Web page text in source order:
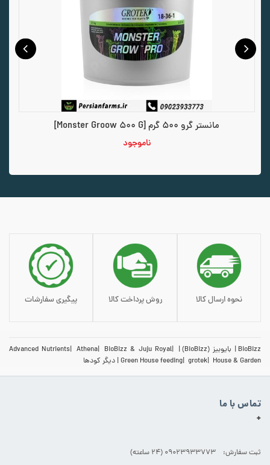
مانستر گرو 500 گرم [Monster Groow 500 G]
ناموجود
نحوه ارسال کالا روش پرداخت کالا پیگیری سفارشات
BioBizz بایوبیز (BioBizz) Advanced Nutrients Athena
BioBizz & Juju Royal
Green House feeding grotek House & Garden دیگر کودها
تماس با ما
+
ثبت سفارش: 09023933773 (۲۴ ساعته)